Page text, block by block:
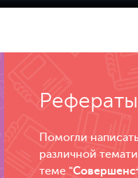
Рефераты
Помогли
различной
теме